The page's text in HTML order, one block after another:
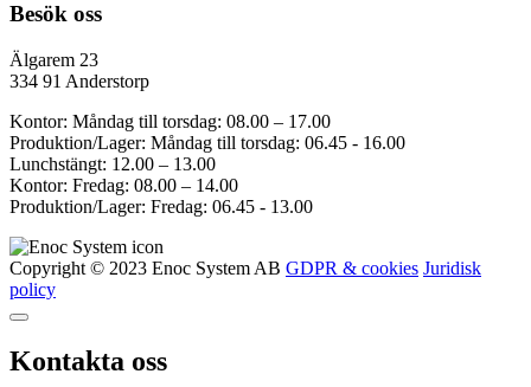
Besök oss
Älgarem 23
334 91 Anderstorp
Kontor: Måndag till torsdag: 08.00 – 17.00
Produktion/Lager: Måndag till torsdag: 06.45 - 16.00
Lunchstängt: 12.00 – 13.00
Kontor: Fredag: 08.00 – 14.00
Produktion/Lager: Fredag: 06.45 - 13.00
Copyright © 2023 Enoc System AB GDPR & cookies Juridisk
policy
Kontakta oss